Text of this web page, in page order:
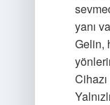
yanı
Gelin,